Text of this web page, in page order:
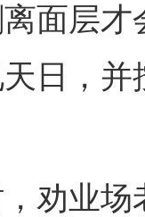
面层
日，并
业场